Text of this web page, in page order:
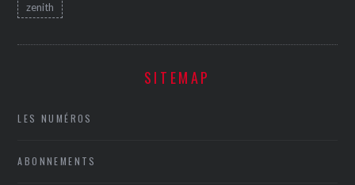
zenith
SITEMAP
LES NUMÉROS
ABONNEMENTS